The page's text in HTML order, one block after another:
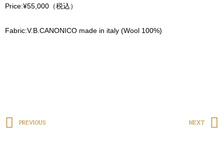
Price:¥55,000（税込）
Fabric:V.B.CANONICO made in italy (Wool 100%)
PREVIOUS NEXT